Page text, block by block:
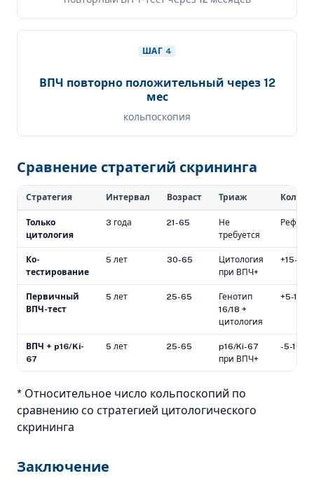
ШАГ 4
ВПЧ повторно положительный через 12
мес
кольпоскопия
Сравнение стратегий скрининга
Стратегия Интервал Возраст Триаж
Только
цитология
3 года 21-65
Не
требуется
Ко-
тестирование
5 лет 30-65
Цитология
при ВПЧ+
+15-
Первичный
ВПЧ-тест
5 лет 25-65
Генотип
16/18 +
цитология
+5-10%
ВПЧ + p16/Ki-
67
5 лет 25-65
p16/Ki-67
при ВПЧ+
-5-10%
* Относительное число кольпоскопий по
сравнению со стратегией цитологического
скрининга
Заключение